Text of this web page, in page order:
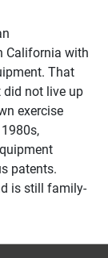
California with
That
did not live up
exercise
patents.
is still family-